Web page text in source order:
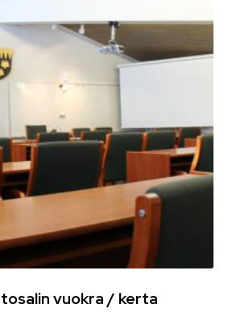
vuokra / kerta